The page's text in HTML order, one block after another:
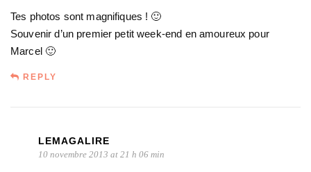
Tes photos sont magnifiques ! 🙂
Souvenir d’un premier petit week-end en amoureux pour
Marcel 🙂
REPLY
LEMAGALIRE
10 novembre 2013 at 21 h 06 min